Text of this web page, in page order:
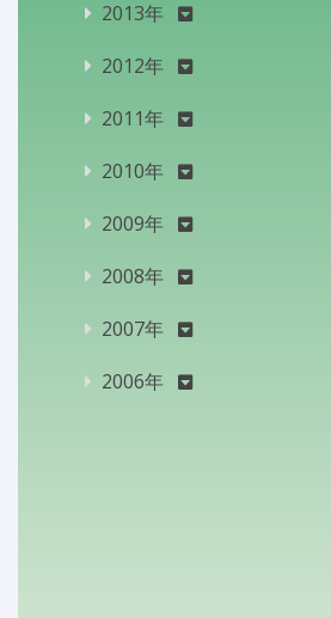
2013年
2012年
2011年
2010年
2009年
2008年
2007年
2006年